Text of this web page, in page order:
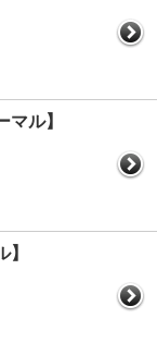
マル】